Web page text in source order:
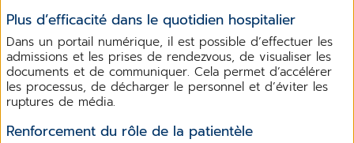
Plus d’efficacité dans le quotidien hospitalier
Dans un portail numérique, il est possible d’effectuer les
admissions et les prises de rendezvous, de visualiser les
documents et de communiquer. Cela permet d’accélérer
les processus, de décharger le personnel et d’éviter les
ruptures de média.
Renforcement du rôle de la patientèle